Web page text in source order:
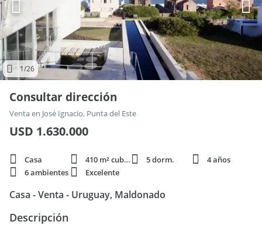
1/26
Consultar dirección
Venta en José Ignacio, Punta del Este
USD 1.630.000
Casa 410 m² cubie. 5 dorm.
4 años
6 ambientes
Excelente
Casa - Venta - Uruguay, Maldonado
Descripción